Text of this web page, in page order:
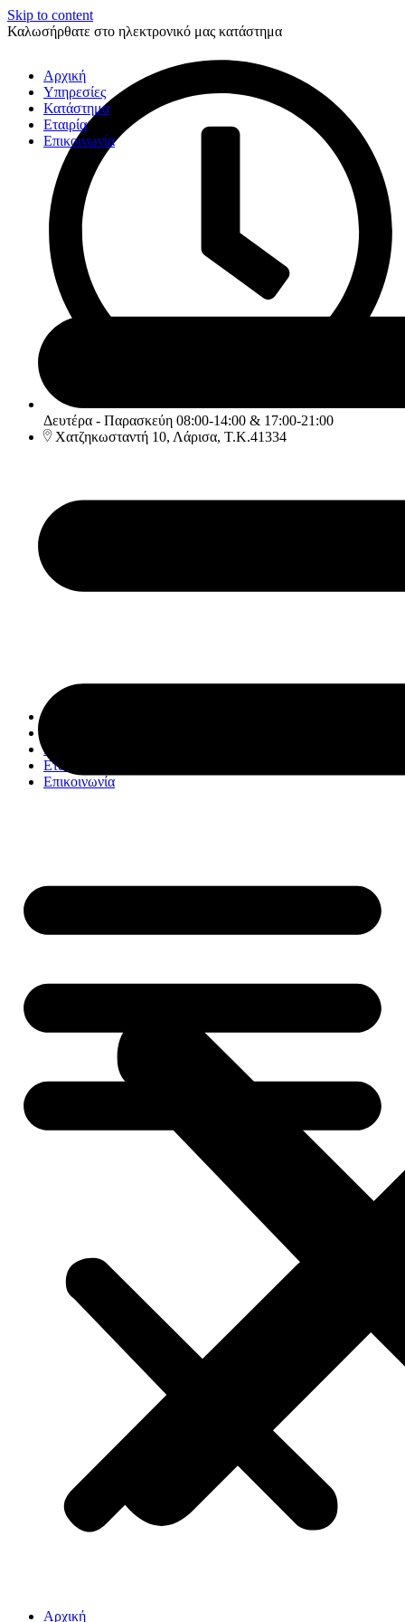
Skip to content
Καλωσήρθατε στο ηλεκτρονικό μας κατάστημα
Δευτέρα - Παρασκεύη 08:00-14:00 & 17:00-21:00
Χατζηκωσταντή 10, Λάρισα, Τ.Κ.41334
Κατάστημα
Εταιρία
Επικοινωνία
Αρχική
Αρχική
Υπηρεσίες
Κατάστημα
Εταιρία
Επικοινωνία